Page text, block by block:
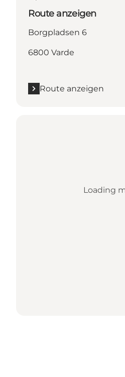
Route anzeigen
Borgpladsen 6
6800 Varde
Route anzeigen
Loading